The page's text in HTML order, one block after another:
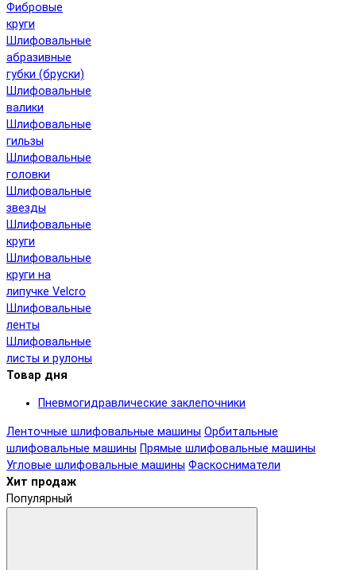
Фибровые
круги
Шлифовальные
абразивные
губки (бруски)
Шлифовальные
валики
Шлифовальные
гильзы
Шлифовальные
головки
Шлифовальные
звезды
Шлифовальные
круги
Шлифовальные
круги на
липучке Velcro
Шлифовальные
ленты
Шлифовальные
листы и рулоны
Товар дня
Пневмогидравлические заклепочники
Ленточные шлифовальные машины Орбитальные
шлифовальные машины Прямые шлифовальные машины
Угловые шлифовальные машины Фаскосниматели
Хит продаж
Популярный